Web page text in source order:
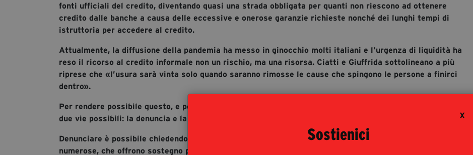
X
Sostienici
fonti ufficiali del credito, diventando quasi una strada obbligata per quanti non riescono ad ottenere
credito dalle banche a causa delle eccessive e onerose garanzie richieste nonché dei lunghi tempi di
istruttoria per accedere al credito.
Attualmente, la diffusione della pandemia ha messo in ginocchio molti italiani e l’urgenza di liquidità ha
reso il ricorso al credito informale non un rischio, ma una risorsa. Ciatti e Giuffrida sottolineano a più
riprese che «l’usura sarà vinta solo quando saranno rimosse le cause che spingono le persone a finirci
dentro».
Per rendere possibile questo, e per slegare il nodo che tiene legata la vittima all’usuraio, esistono solo
due vie possibili: la denuncia e la prevenzione.
Denunciare è possibile chiedendo aiuto e supporto alle associazioni presenti sul territorio, sempre più
numerose, che offrono sostegno per tutto il percorso che la vittima deve affrontare.